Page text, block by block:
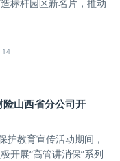
标杆园区新名片，推动
14
山西省分公司开
护教育宣传活动期间，
开展“高管讲消保”系列